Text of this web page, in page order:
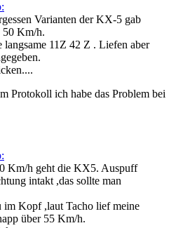
Varianten der KX-5 gab
50 Km/h.
langsame 11Z 42 Z . Liefen aber
Protokoll ich habe das Problem bei
Km/h geht die KX5. Auspuff
intakt ,das sollte man
im Kopf ,laut Tacho lief meine
über 55 Km/h.